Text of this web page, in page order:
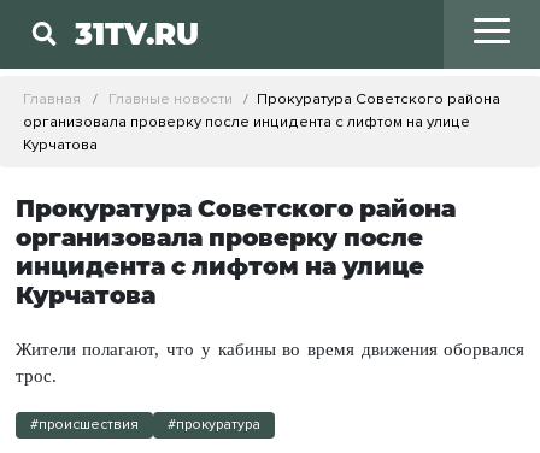
31TV.RU
Главная Главные новости
Прокуратура Советского района
организовала проверку после инцидента с лифтом на улице
Курчатова
Прокуратура Советского района
организовала проверку после
инцидента с лифтом на улице
Курчатова
Жители полагают, что у кабины во время движения оборвался
трос.
#происшествия #прокуратура